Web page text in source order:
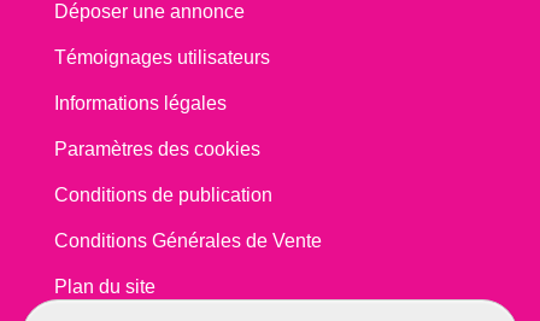
Déposer une annonce
Témoignages utilisateurs
Informations légales
Paramètres des cookies
Conditions de publication
Conditions Générales de Vente
Plan du site